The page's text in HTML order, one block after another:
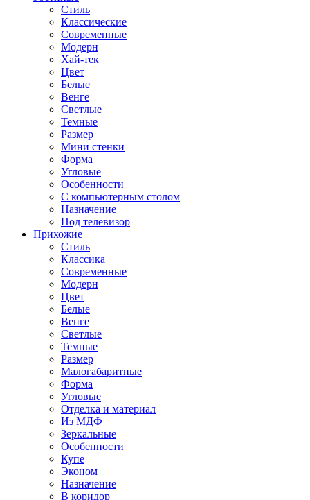
Стиль
Классические
Современные
Модерн
Хай-тек
Цвет
Белые
Венге
Светлые
Темные
Размер
Мини стенки
Форма
Угловые
Особенности
С компьютерным столом
Назначение
Под телевизор
Прихожие
Стиль
Классика
Современные
Модерн
Цвет
Белые
Венге
Светлые
Темные
Размер
Малогабаритные
Форма
Угловые
Отделка и материал
Из МДФ
Зеркальные
Особенности
Купе
Эконом
Назначение
В коридор